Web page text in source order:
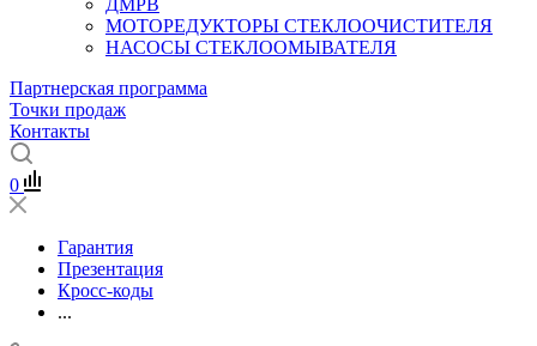
ДМРВ
МОТОРЕДУКТОРЫ СТЕКЛООЧИСТИТЕЛЯ
НАСОСЫ СТЕКЛООМЫВАТЕЛЯ
Партнерская программа
Точки продаж
Контакты
0
Гарантия
Презентация
Кросс-коды
...